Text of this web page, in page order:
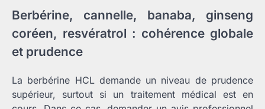
Berbérine, cannelle, banaba, ginseng
coréen, resvératrol : cohérence globale
et prudence
La berbérine HCL demande un niveau de prudence
supérieur, surtout si un traitement médical est en